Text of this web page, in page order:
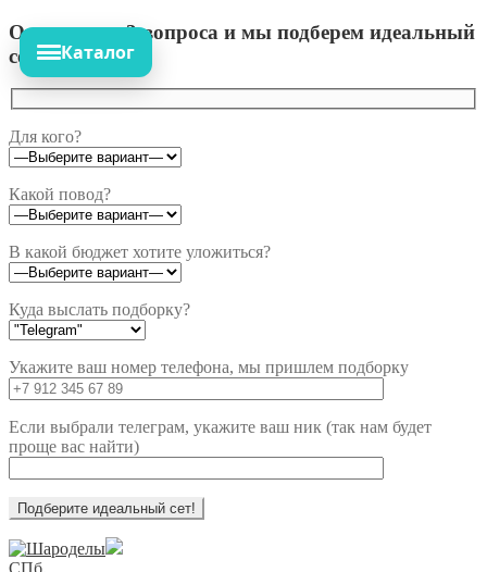
Ответьте на 3 вопроса и мы подберем идеальный
сет!
Для кого?
Какой повод?
В какой бюджет хотите уложиться?
Куда выслать подборку?
Укажите ваш номер телефона, мы пришлем подборку
Если выбрали телеграм, укажите ваш ник (так нам будет
проще вас найти)
Перейти
к
Перейти
к
СПб,
Каталог